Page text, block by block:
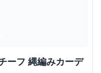
ーフ 縄編みカーデ